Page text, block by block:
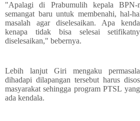
"Apalagi di Prabumulih kepala BPN-
semangat baru untuk membenahi, hal-
masalah agar diselesaikan. Apa
kenapa tidak bisa selesai
diselesaikan," bebernya.
Lebih lanjut Giri mengaku
dihadapi dilapangan tersebut harus
masyarakat sehingga program PTSL
ada kendala.